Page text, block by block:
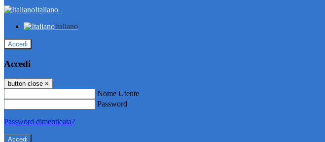
Italiano
Italiano
Accedi
Accedi
button close ×
Nome Utente
Password
Password dimenticata?